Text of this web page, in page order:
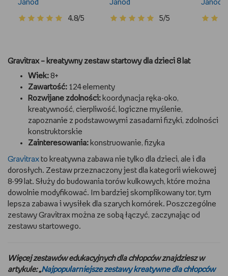
Czarodziejskie
Cyrkonie Piękne
Janod
4.8/5
Kryształki
Medaliony
Janod
5/5
Smoki
Janod
Gravitrax – kreatywny zestaw startowy dla dzieci 8 lat
Wiek: 8+
Zawartość: 124 elementy
Rozwijane zdolności: koordynacja ręka-oko,
kreatywność, cierpliwość, logiczne myślenie,
zapoznanie z podstawowymi zasadami fizyki, zdolności
konstruktorskie
Zainteresowania: konstruowanie, fizyka
Gravitrax to kreatywna zabawa nie tylko dla dzieci, ale i dla
dorosłych. Zestaw przeznaczony jest dla kategorii wiekowej
8-99 lat. Służy do budowania torów kulkowych, które można
dowolnie modyfikować. Im bardziej skomplikowany tor, tym
lepsza zabawa i wysiłek dla szarych komórek. Poszczególne
zestawy Gravitrax można ze sobą łączyć, zaczynając od
zestawu startowego.
Więcej zestawów edukacyjnych dla chłopców znajdziesz w
artykule: „Najpopularniejsze zestawy kreatywne dla chłopców